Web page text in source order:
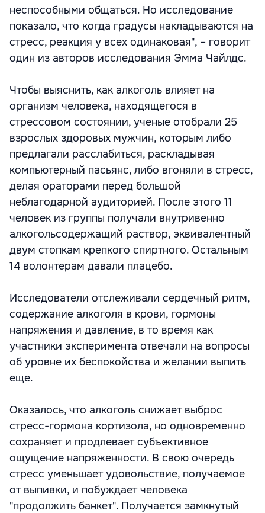
неспособными общаться. Но исследование
показало, что когда градусы накладываются на
стресс, реакция у всех одинаковая", – говорит
один из авторов исследования Эмма Чайлдс.
Чтобы выяснить, как алкоголь влияет на
организм человека, находящегося в
стрессовом состоянии, ученые отобрали 25
взрослых здоровых мужчин, которым либо
предлагали расслабиться, раскладывая
компьютерный пасьянс, либо вгоняли в стресс,
делая ораторами перед большой
неблагодарной аудиторией. После этого 11
человек из группы получали внутривенно
алкогольсодержащий раствор, эквивалентный
двум стопкам крепкого спиртного. Остальным
14 волонтерам давали плацебо.
Исследователи отслеживали сердечный ритм,
содержание алкоголя в крови, гормоны
напряжения и давление, в то время как
участники эксперимента отвечали на вопросы
об уровне их беспокойства и желании выпить
еще.
Оказалось, что алкоголь снижает выброс
стресс-гормона кортизола, но одновременно
сохраняет и продлевает субъективное
ощущение напряженности. В свою очередь
стресс уменьшает удовольствие, получаемое
от выпивки, и побуждает человека
"продолжить банкет". Получается замкнутый